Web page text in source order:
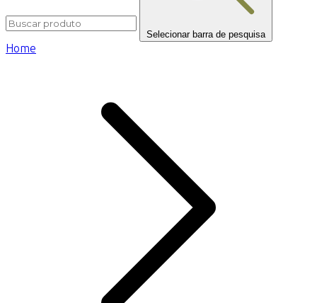
Selecionar barra de pesquisa
Home